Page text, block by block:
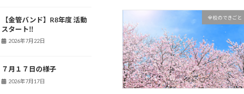
全校のできごと
【金管バンド】R8年度 活動
スタート‼︎
2026年7月22日
７月１７日の様子
2026年7月17日